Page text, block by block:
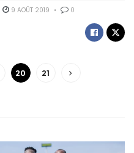
9 AOÛT 2019 0
20 21